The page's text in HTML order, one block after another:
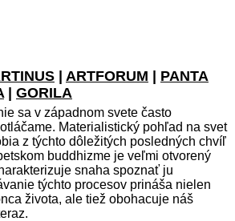
| ARTFORUM | PANTA
| GORILA
sa v západnom svete často
Materialistický pohľad na svet
z týchto dôležitých posledných chvíľ
buddhizme je veľmi otvorený
snaha spoznať ju
týchto procesov prináša nielen
života, ale tiež obohacuje náš